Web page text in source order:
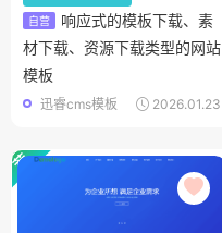
自营
响应式的模板下载、素
材下载、资源下载类型的网站
模板
2026.01.23
迅睿cms模板